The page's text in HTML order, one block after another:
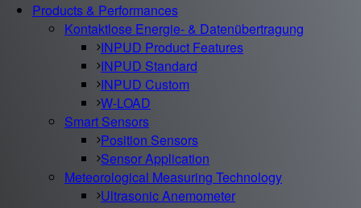
Products & Performances
Kontaktlose Energie- & Datenübertragung
INPUD Product Features
INPUD Standard
INPUD Custom
W-LOAD
Smart Sensors
Position Sensors
Sensor Application
Meteorological Measuring Technology
Ultrasonic Anemometer